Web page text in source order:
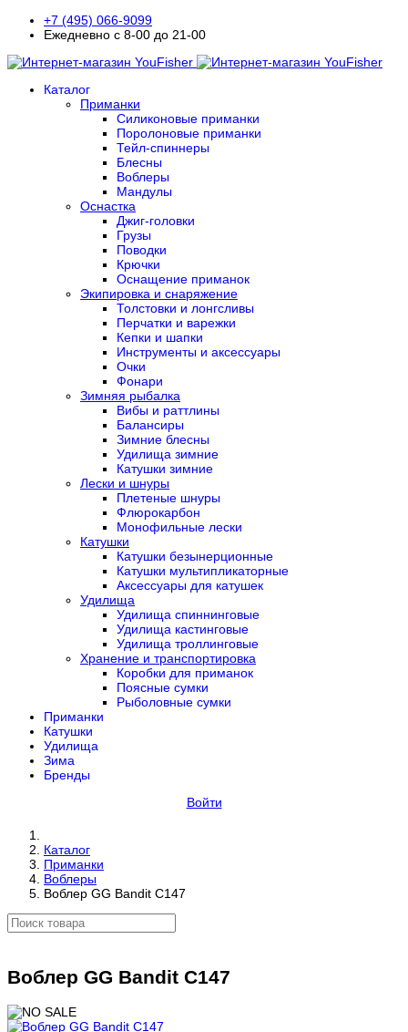
+7 (495) 066-9099
Ежедневно с 8-00 до 21-00
Каталог
Приманки
Силиконовые приманки
Поролоновые приманки
Тейл-спиннеры
Блесны
Воблеры
Мандулы
Оснастка
Джиг-головки
Грузы
Поводки
Крючки
Оснащение приманок
Экипировка и снаряжение
Толстовки и лонгсливы
Перчатки и варежки
Кепки и шапки
Инструменты и аксессуары
Очки
Фонари
Зимняя рыбалка
Вибы и раттлины
Балансиры
Зимние блесны
Удилища зимние
Катушки зимние
Лески и шнуры
Плетеные шнуры
Флюрокарбон
Монофильные лески
Катушки
Катушки безынерционные
Катушки мультипликаторные
Аксессуары для катушек
Удилища
Удилища спиннинговые
Удилища кастинговые
Удилища троллинговые
Хранение и транспортировка
Коробки для приманок
Поясные сумки
Рыболовные сумки
Приманки
Катушки
Удилища
Зима
Бренды
Войти
Каталог
Приманки
Воблеры
Воблер GG Bandit C147
Воблер GG Bandit C147